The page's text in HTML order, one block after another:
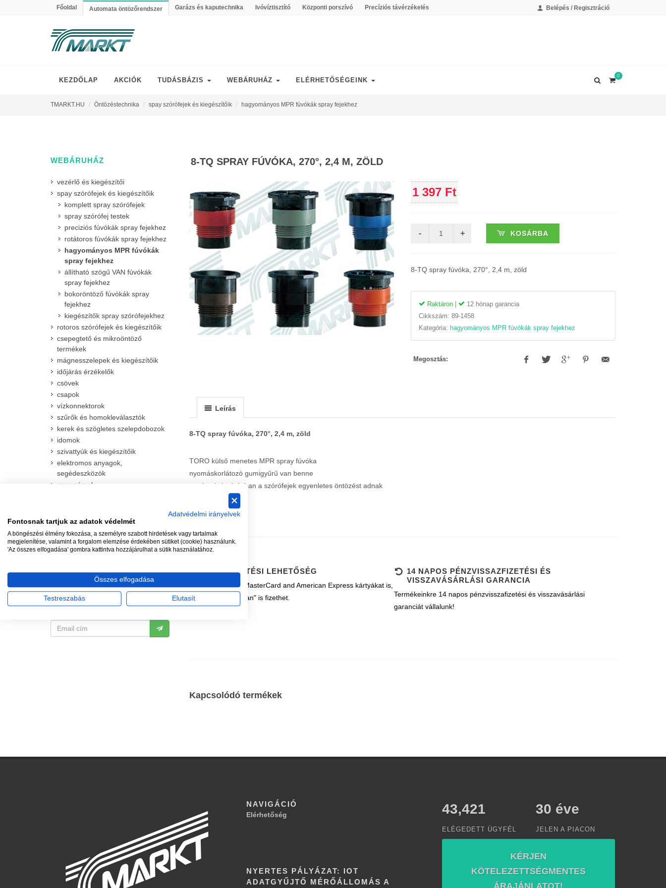
Főoldal Automata öntözőrendszer Garázs és kaputechnika Ivóvíztisztító Központi porszívó Precíziós távérzékelés Belépés / Regisztráció
KEZDŐLAP AKCIÓK TUDÁSBÁZIS WEBÁRUHÁZ ELÉRHETŐSÉGEINK
0
TMARKT.HU Öntözéstechnika spay szórófejek és kiegészítőik hagyományos MPR fúvókák spray fejekhez
8-TQ SPRAY FÚVÓKA, 270°, 2,4 M, ZÖLD
1 397 Ft
KOSÁRBA
8-TQ spray fúvóka, 270°, 2,4 m, zöld
Raktáron
12 hónap garancia
Cikkszám:89-1458
Kategória: hagyományos MPR fúvókák spray fejekhez
Megosztás:
Leírás
8-TQ spray fúvóka, 270°, 2,4 m, zöld
TORO külső menetes MPR spray fúvóka
nyomáskorlátozó gumigyűrű van benne
sugárnyi távolságban a szórófejek egyenletes öntözést adnak
TÖBB FIZETÉSI LEHETŐSÉG
Elfogadunk Visa, MasterCard and American Express kártyákat is,
de "hagyományosan" is fizethet.
14 NAPOS PÉNZVISSAZFIZETÉSI ÉS
VISSZAVÁSÁRLÁSI GARANCIA
Termékeinkre 14 napos pénzvisszafizetési és visszavásárlási
garanciát vállalunk!
Kapcsolódó termékek
WEBÁRUHÁZ
vezérlő és kiegészítői
spay szórófejek és kiegészítőik
komplett spray szórófejek
spray szórófej testek
preciziós fúvókák spray fejekhez
rotátoros fúvókák spray fejekhez
hagyományos MPR fúvókák
spray fejekhez
állítható szögű VAN fúvókák
spray fejekhez
bokoröntöző fúvókák spray
fejekhez
kiegészítők spray szórófejekhez
rotoros szórófejek és kiegészítőik
csepegtető és mikroöntöző
termékek
mágnesszelepek és kiegészítőik
időjárás érzékelők
csövek
csapok
vízkonnektorok
szűrők és homokleválasztók
kerek és szögletes szelepdobozok
idomok
szivattyúk és kiegészítőik
elektromos anyagok,
segédeszközök
szerszámok
IRATKOZZON FEL, HOGY
MEGKAPJA A LEGFRISSEBB
AKCIÓKAT!
NAVIGÁCIÓ
Elérhetőség
NYERTES PÁLYÁZAT: IOT
ADATGYŰJTŐ MÉRŐÁLLOMÁS A
50,000
ELÉGEDETT ÜGYFÉL
30 éve
JELEN A PIACON
KÉRJEN
KÖTELEZETTSÉGMENTES
ÁRAJÁNLATOT!
Adatvédelmi irányelvek
Fontosnak tartjuk az adatok védelmét
A böngészési élmény fokozása, a személyre szabott hirdetések vagy tartalmak
megjelenítése, valamint a forgalom elemzése érdekében sütiket (cookie) használunk.
'Az összes elfogadása' gombra kattintva hozzájárulhat a sütik használatához.
Összes elfogadása
Testreszabás Elutasít